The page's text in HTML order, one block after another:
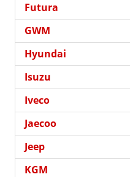
Futura
GWM
Hyundai
Isuzu
Iveco
Jaecoo
Jeep
KGM